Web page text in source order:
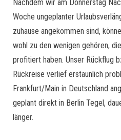
Nachdem wir am Donnerstag
Woche ungeplanter
zuhause angekommen sind,
wohl zu den wenigen gehören,
profitiert haben. Unser Rückflug
Rückreise verlief erstaunlich
Frankfurt/Main in Deutschland
geplant direkt in Berlin Tegel,
länger.